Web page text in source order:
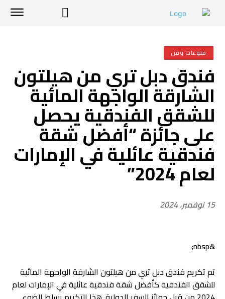
منوعات وفن
فندق دبل تري من هيلتون
الشارقة الواجهة المائية
للشقق الفندقية يحصل
على جائزة “أفضل شقة
فندقية عائلية في الإمارات
لعام 2024”
15 نوفمبر، 2024
&nbsp;
تم تكريم فندق دبل تري من هيلتون الشارقة الواجهة المائية
للشقق الفندقية كأفضل شقة فندقية عائلية في الإمارات لعام